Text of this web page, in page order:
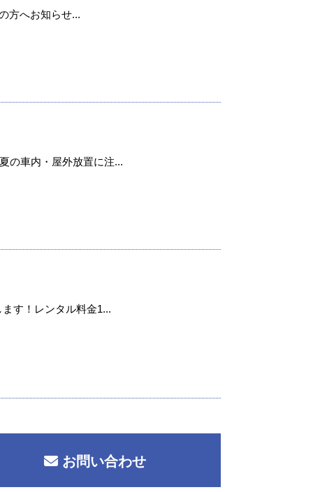
方へお知らせ...
の車内・屋外放置に注...
す！レンタル料金1...
お問い合わせ